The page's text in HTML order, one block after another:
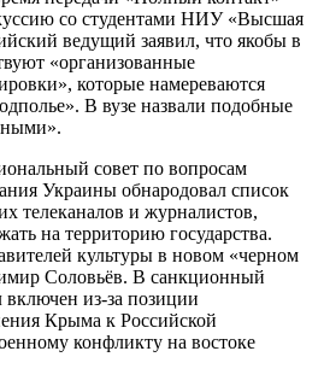
со студентами НИУ «Высшая
ведущий заявил, что якобы в
«организованные
которые намереваются
В вузе назвали подобные
совет по вопросам
Украины обнародовал список
телеканалов и журналистов,
на территорию государства.
культуры в новом «черном
Соловьёв. В санкционный
из-за позиции
Крыма к Российской
конфликту на востоке